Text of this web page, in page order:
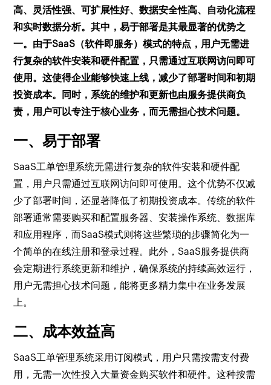
高、灵活性强、可扩展性好、数据安全性高、自动化流程
和实时数据分析。其中，易于部署是其最显著的优势之
一。由于SaaS（软件即服务）模式的特点，用户无需进
行复杂的软件安装和硬件配置，只需通过互联网访问即可
使用。这使得企业能够快速上线，减少了部署时间和初期
投资成本。同时，系统的维护和更新也由服务提供商负
责，用户可以专注于核心业务，而无需担心技术问题。
一、易于部署
SaaS工单管理系统无需进行复杂的软件安装和硬件配
置，用户只需通过互联网访问即可使用。这个优势不仅减
少了部署时间，还显著降低了初期投资成本。传统的软件
部署通常需要购买和配置服务器、安装操作系统、数据库
和应用程序，而SaaS模式则将这些繁琐的步骤简化为一
个简单的在线注册和登录过程。此外，SaaS服务提供商
会定期进行系统更新和维护，确保系统的持续高效运行，
用户无需担心技术问题，能将更多精力集中在业务发展
上。
二、成本效益高
SaaS工单管理系统采用订阅模式，用户只需按需支付费
用，无需一次性投入大量资金购买软件和硬件。这种按需